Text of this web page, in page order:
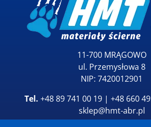
11-700 MRĄGOWO
ul. Przemysłowa 8
NIP: 7420012901
Tel. +48 89 741 00 19 | +48 660
sklep@hmt-abr.pl